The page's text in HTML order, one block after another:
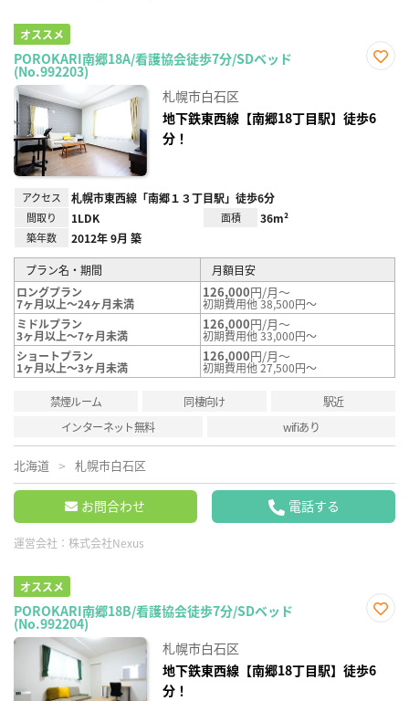
オススメ
POROKARI南郷18A/看護協会徒歩7分/SDベッド
(No.992203)
録
札幌市白石区
地下鉄東西線【南郷18丁目駅】徒歩6
分！
アクセス 札幌市東西線「南郷１３丁目駅」徒歩6分
間取り 1LDK 面積 36m²
築年数 2012年 9月 築
プラン名・期間
月額目安
ロングプラン
7ヶ月以上～24ヶ月未満
126,000円/月～
初期費用他 38,500円～
ミドルプラン
3ヶ月以上～7ヶ月未満
126,000円/月～
初期費用他 33,000円～
ショートプラン
1ヶ月以上～3ヶ月未満
126,000円/月～
初期費用他 27,500円～
禁煙ルーム 同棲向け
駅近
インターネット無料
wifiあり
北海道 札幌市白石区
お問合わせ 電話する
運営会社： 株式会社Nexus
オススメ
POROKARI南郷18B/看護協会徒歩7分/SDベッド
(No.992204)
録
札幌市白石区
地下鉄東西線【南郷18丁目駅】徒歩6
分！